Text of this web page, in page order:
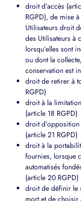
droit d’accès
RGPD), de mise
Utilisateurs droit
des Utilisateurs à
lorsqu’elles sont
ou dont la
conservation est
droit de retirer à
RGPD)
droit à la
(article 18 RGPD)
droit d’opposition
(article 21 RGPD)
droit à la
fournies, lorsque
automatisés
(article 20 RGPD)
droit de définir le
mort et de choisir